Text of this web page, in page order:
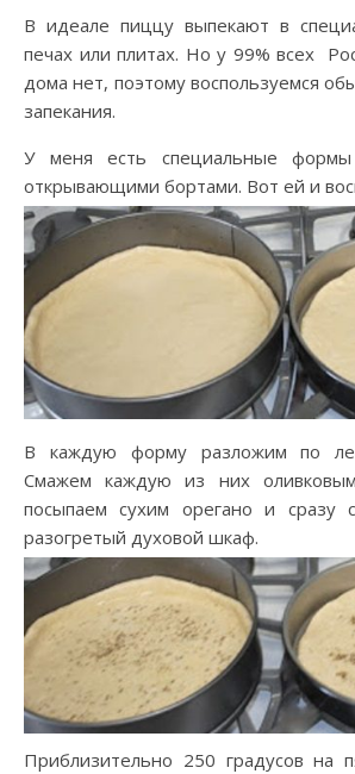
В идеале пиццу выпекают в
печах или плитах. Но у 99% всех
дома нет, поэтому воспользуемся
запекания.
У меня есть специальные
открывающими бортами. Вот ей и
В каждую форму разложим по
Смажем каждую из них
посыпаем сухим орегано и сразу
разогретый духовой шкаф.
Приблизительно 250 градусов на